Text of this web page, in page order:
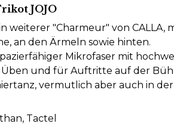
JOJO
weiterer "Charmeur" von
an den Ärmeln sowie hinten.
Mikrofaser mit
Üben und für Auftritte auf der
vermutlich aber auch in
, Tactel